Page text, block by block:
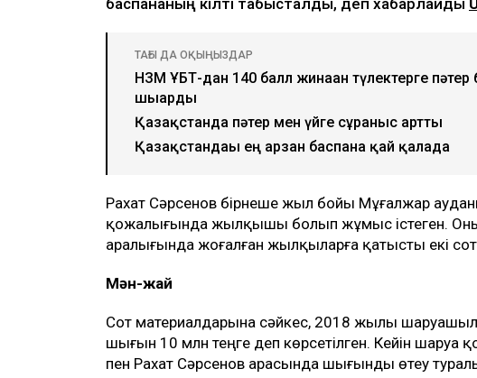
баспананың кілті табысталды, деп хабарлайды
ТАҒЫ ДА ОҚЫҢЫЗДАР
НЗМ ҰБТ-дан 140 балл жинаған түлектерге
шығарды
Қазақстанда пәтер мен үйге сұраныс артты
Қазақстандағы ең арзан баспана қай қалада
Рахат Сәрсенов бірнеше жыл бойы Мұғалжар
қожалығында жылқышы болып жұмыс істеген.
аралығында жоғалған жылқыларға қатысты екі сот
Мән-жай
Сот материалдарына сәйкес, 2018 жылы
шығын 10 млн теңге деп көрсетілген. Кейін шаруа
пен Рахат Сәрсенов арасында шығынды өтеу